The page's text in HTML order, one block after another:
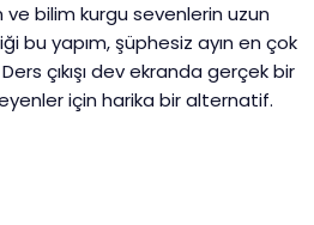
bilim kurgu sevenlerin uzun
bu yapım, şüphesiz ayın en çok
çıkışı dev ekranda gerçek bir
için harika bir alternatif.